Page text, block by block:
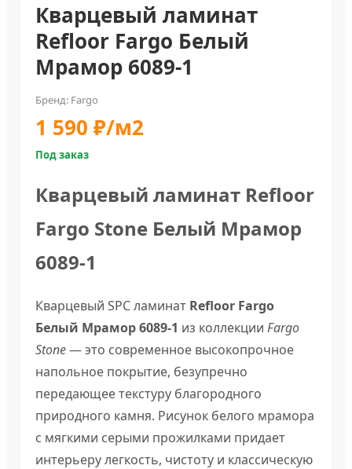
Кварцевый ламинат
Refloor Fargo Белый
Мрамор 6089-1
Бренд: Fargo
1 590 ₽/м2
Под заказ
Кварцевый ламинат Refloor
Fargo Stone Белый Мрамор
6089-1
Кварцевый SPC ламинат Refloor Fargo
Белый Мрамор 6089-1 из коллекции Fargo
Stone— это современное высокопрочное
напольное покрытие, безупречно
передающее текстуру благородного
природного камня. Рисунок белого мрамора
с мягкими серыми прожилками придает
интерьеру легкость, чистоту и классическую